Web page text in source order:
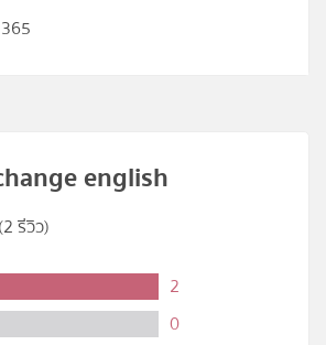
365
english
(2 รีวิว)
2
0